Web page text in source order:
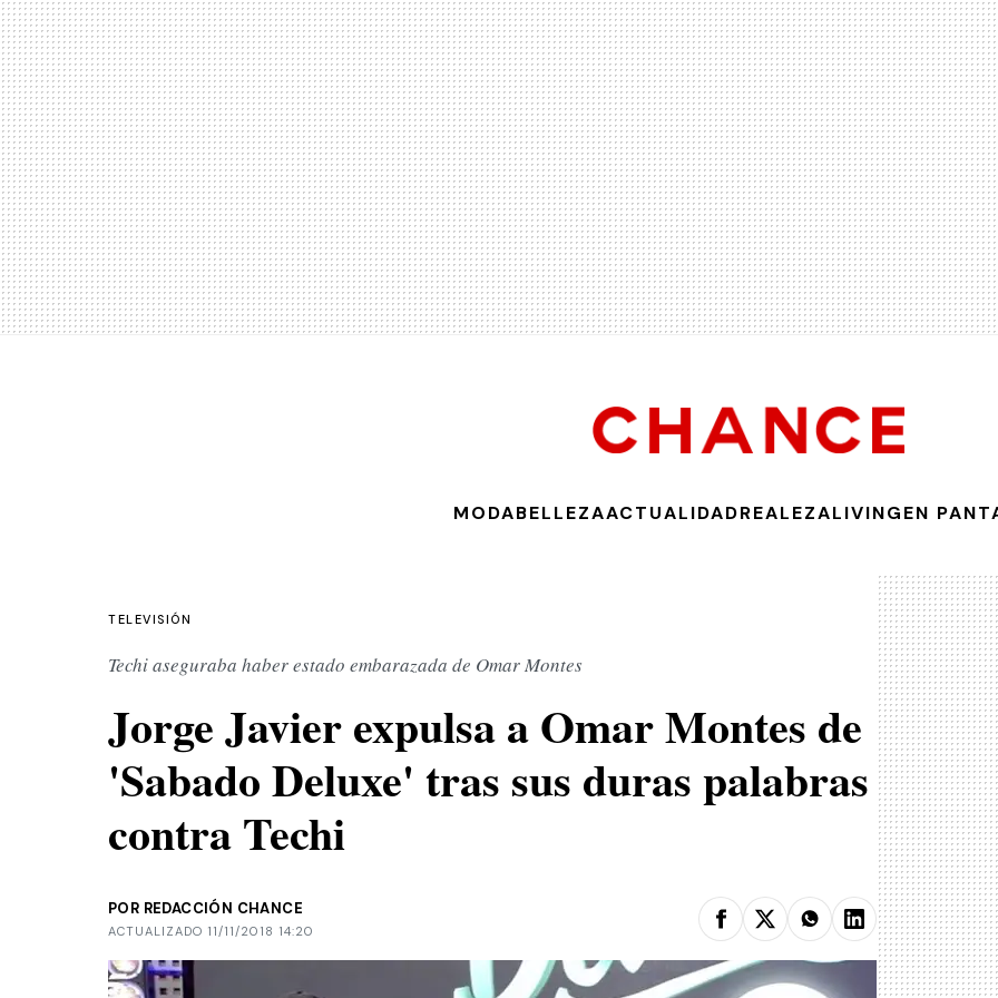
MODABELLEZAACTUALIDADREALEZALIVINGEN
TELEVISIÓN
Techi aseguraba haber estado embarazada de Omar Montes
Jorge Javier expulsa a Omar Montes de
'Sabado Deluxe' tras sus duras palabras
contra Techi
POR REDACCIÓN CHANCE
ACTUALIZADO 11/11/2018 14:20